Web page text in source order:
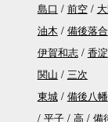
島口
前空
油木
備後落合
伊賀和志
香淀
関山
三次
東城
備後八幡
平子
高 備